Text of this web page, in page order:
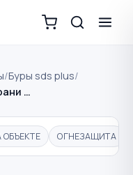
/Буры sds plus/
…
ОГНЕЗАЩИТА